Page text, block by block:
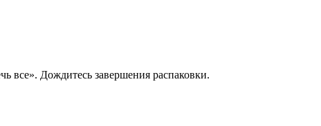
все». Дождитесь завершения распаковки.